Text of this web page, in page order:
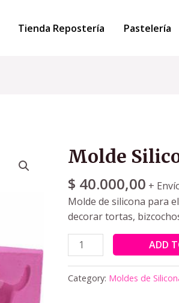
Tienda Repostería Pastelería
Molde
$ 40.000,00 +
Molde de silicona para
decorar tortas,
ADD
Category: Moldes de